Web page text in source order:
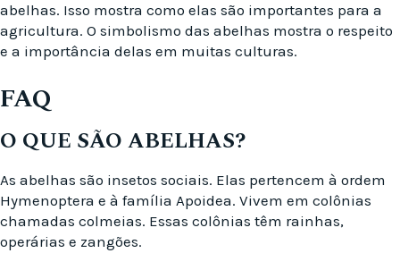
abelhas. Isso mostra como elas são importantes para a
agricultura. O simbolismo das abelhas mostra o respeito
e a importância delas em muitas culturas.
FAQ
O QUE SÃO ABELHAS?
As abelhas são insetos sociais. Elas pertencem à ordem
Hymenoptera e à família Apoidea. Vivem em colônias
chamadas colmeias. Essas colônias têm rainhas,
operárias e zangões.